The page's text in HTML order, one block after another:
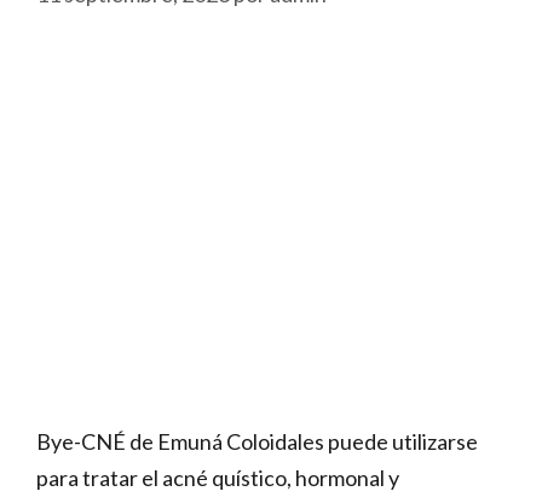
Bye-CNÉ de Emuná Coloidales puede utilizarse
para tratar el acné quístico, hormonal y